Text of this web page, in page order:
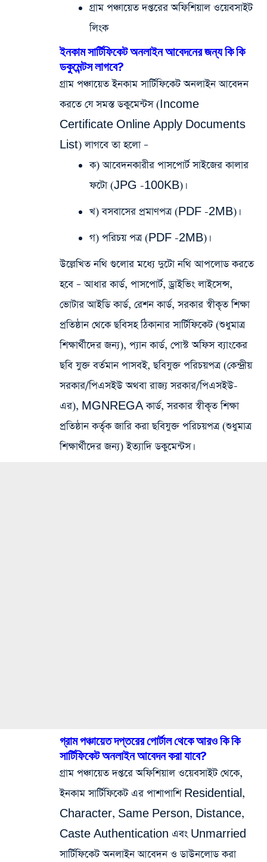
গ্রাম পঞ্চায়েত দপ্তরের অফিশিয়াল ওয়েবসাইট
লিংক
ইনকাম সার্টিফিকেট অনলাইন আবেদনের জন্য কি কি
ডকুমেন্টস লাগবে?
গ্রাম পঞ্চায়েত ইনকাম সার্টিফিকেট অনলাইন আবেদন
করতে যে সমস্ত ডকুমেন্টস (Income
Certificate Online Apply Documents
List) লাগবে তা হলো –
ক) আবেদনকারীর পাসপোর্ট সাইজের কালার
ফটো (JPG -100KB)।
খ) বসবাসের প্রমাণপত্র (PDF -2MB)।
গ) পরিচয় পত্র (PDF -2MB)।
উল্লেখিত নথি গুলোর মধ্যে দুটো নথি আপলোড করতে
হবে – আধার কার্ড, পাসপোর্ট, ড্রাইভিং লাইসেন্স,
ভোটার আইডি কার্ড, রেশন কার্ড, সরকার স্বীকৃত শিক্ষা
প্রতিষ্ঠান থেকে ছবিসহ ঠিকানার সার্টিফিকেট (শুধুমাত্র
শিক্ষার্থীদের জন্য), প্যান কার্ড, পোস্ট অফিস ব্যাংকের
ছবি যুক্ত বর্তমান পাসবই, ছবিযুক্ত পরিচয়পত্র (কেন্দ্রীয়
সরকার/পিএসইউ অথবা রাজ্য সরকার/পিএসইউ-
এর), MGNREGA কার্ড, সরকার স্বীকৃত শিক্ষা
প্রতিষ্ঠান কর্তৃক জারি করা ছবিযুক্ত পরিচয়পত্র (শুধুমাত্র
শিক্ষার্থীদের জন্য) ইত্যাদি ডকুমেন্টস।
গ্রাম পঞ্চায়েত দপ্তরের পোর্টাল থেকে আরও কি কি
সার্টিফিকেট অনলাইন আবেদন করা যাবে?
গ্রাম পঞ্চায়েত দপ্তরে অফিশিয়াল ওয়েবসাইট থেকে,
ইনকাম সার্টিফিকেট এর পাশাপাশি Residential,
Character, Same Person, Distance,
Caste Authentication এবং Unmarried
সার্টিফিকেট অনলাইন আবেদন ও ডাউনলোড করা